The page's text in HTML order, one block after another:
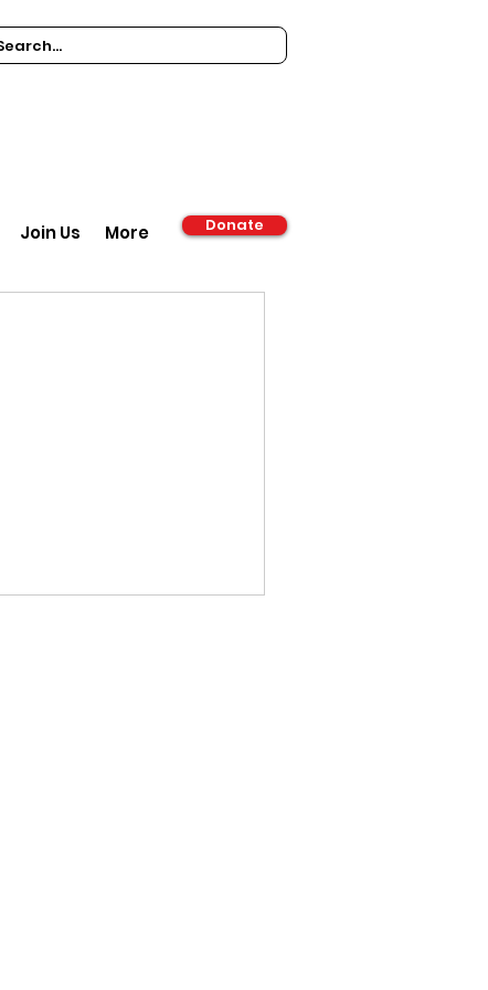
Join Us More Donate